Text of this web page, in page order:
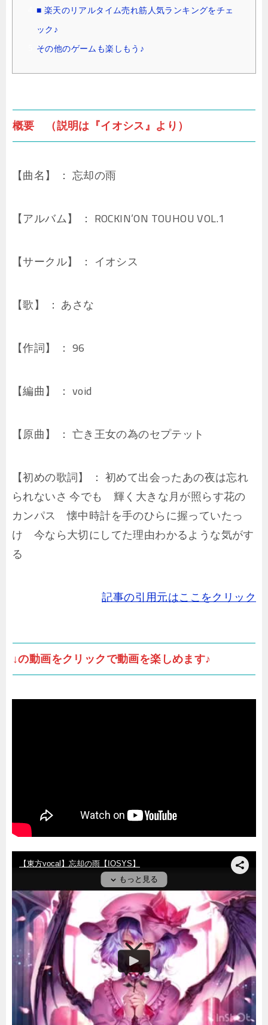
■ 楽天のリアルタイム売れ筋人気ランキングをチェ
ック♪
その他のゲームも楽しもう♪
概要 （説明は『イオシス』より）
【曲名】 ： 忘却の雨
【アルバム】 ： ROCKIN’ON TOUHOU VOL.1
【サークル】 ： イオシス
【歌】 ： あさな
【作詞】 ： 96
【編曲】 ： void
【原曲】 ： 亡き王女の為のセプテット
【初めの歌詞】 ： 初めて出会ったあの夜は忘れ
られないさ 今でも 輝く大きな月が照らす花の
カンパス 懐中時計を手のひらに握っていたっ
け 今なら大切にしてた理由わかるような気がす
る
記事の引用元はここをクリック
↓の動画をクリックで動画を楽しめます♪